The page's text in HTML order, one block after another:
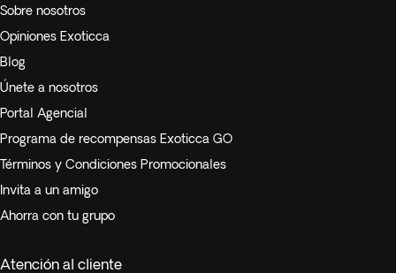
Sobre nosotros
Opiniones Exoticca
Blog
Únete a nosotros
Portal Agencial
Programa de recompensas Exoticca GO
Términos y Condiciones Promocionales
Invita a un amigo
Ahorra con tu grupo
Atención al cliente